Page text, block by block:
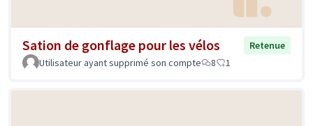
Sation de gonflage pour les vélos
Retenue
Utilisateur ayant supprimé son compte
8 1